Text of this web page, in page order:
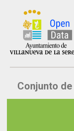
Inicio
Datos
Conjunto